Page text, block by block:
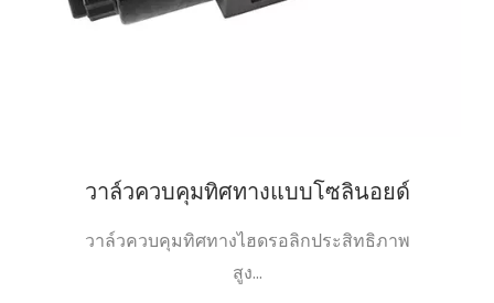
วาล์วควบคุมทิศทางแบบโซลินอยด์
วาล์วควบคุมทิศทางไฮดรอลิกประสิทธิภาพ
สูง...